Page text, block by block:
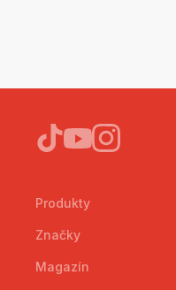
Produkty
Značky
Magazín